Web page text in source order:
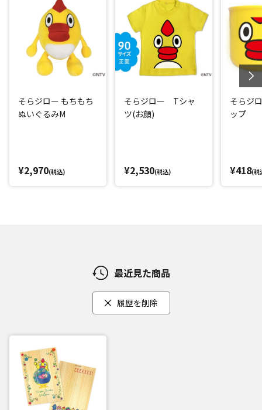
そらジロー もちもち
ぬいぐるみM
¥2,970(税込)
そらジロー Tシャ
ツ(お顔)
¥2,530(税込)
そらジ
ップ
¥418(税
最近見た商品
履歴を削除